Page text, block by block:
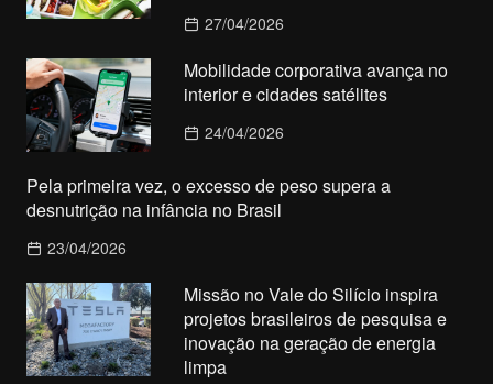
27/04/2026
Mobilidade corporativa avança no
interior e cidades satélites
24/04/2026
Pela primeira vez, o excesso de peso supera a
desnutrição na infância no Brasil
23/04/2026
Missão no Vale do Silício inspira
projetos brasileiros de pesquisa e
inovação na geração de energia
limpa